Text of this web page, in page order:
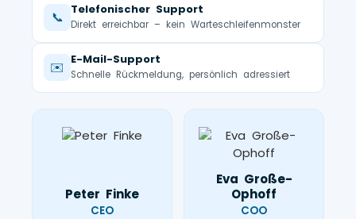
📞 Telefonischer Support
Direkt erreichbar – kein Warteschleifenmonster
✉️ E-Mail-Support
Schnelle Rückmeldung, persönlich adressiert
Peter Finke
CEO
Eva Große-
Ophoff
COO